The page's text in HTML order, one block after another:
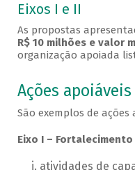
Eixos I e II
As propostas
R$ 10 milhões e valor
organização apoiada
Ações apoiáveis
São exemplos de ações
Eixo I –
atividades de